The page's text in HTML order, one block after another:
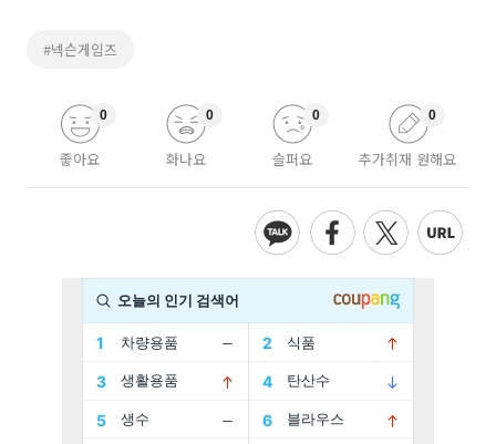
#넥슨게임즈
좋아요
0
화나요
0
슬퍼요
0
추가취재 원해요
0